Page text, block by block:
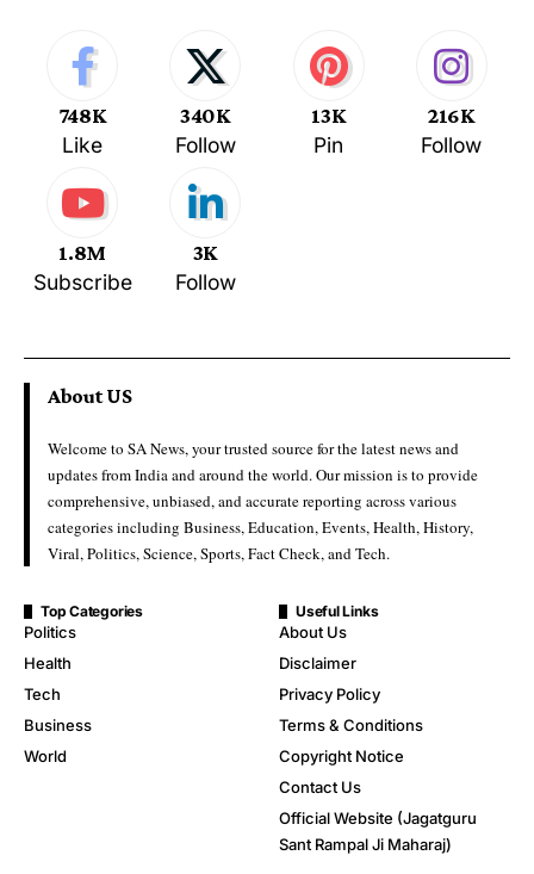
748K
Like
340K
Follow
13K
Pin
216K
Follow
1.8M
Subscribe
3K
Follow
About US
Welcome to SA News, your trusted source for the latest news and
updates from India and around the world. Our mission is to provide
comprehensive, unbiased, and accurate reporting across various
categories including Business, Education, Events, Health, History,
Viral, Politics, Science, Sports, Fact Check, and Tech.
Top Categories
Politics
Health
Tech
Business
World
Useful Links
About Us
Disclaimer
Privacy Policy
Terms & Conditions
Copyright Notice
Contact Us
Official Website (Jagatguru
Sant Rampal Ji Maharaj)